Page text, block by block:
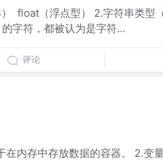
float（浮点型） 2.字符串类型
字符，都被认为是字符...
评论
在内存中存放数据的容器。 2.变